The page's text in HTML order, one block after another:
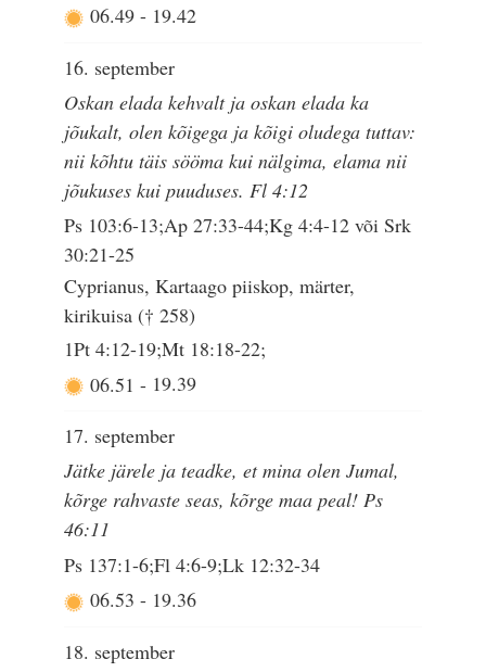
06.49 - 19.42
16. september
Oskan elada kehvalt ja oskan elada ka
jõukalt, olen kõigega ja kõigi oludega tuttav:
nii kõhtu täis sööma kui nälgima, elama nii
jõukuses kui puuduses. Fl 4:12
Ps 103:6-13;Ap 27:33-44;Kg 4:4-12 või Srk
30:21-25
Cyprianus, Kartaago piiskop, märter,
kirikuisa († 258)
1Pt 4:12-19;Mt 18:18-22;
06.51 - 19.39
17. september
Jätke järele ja teadke, et mina olen Jumal,
kõrge rahvaste seas, kõrge maa peal! Ps
46:11
Ps 137:1-6;Fl 4:6-9;Lk 12:32-34
06.53 - 19.36
18. september